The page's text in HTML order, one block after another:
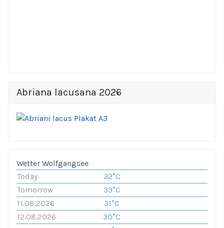
Abriana lacusana 2026
Wetter Wolfgangsee
Today
32°C
Tomorrow
33°C
11.08.2026
31°C
12.08.2026
30°C